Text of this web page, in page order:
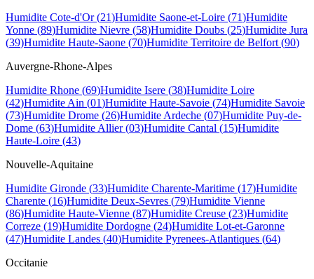
Humidite Cote-d'Or(21)Humidite Saone-et-Loire (71)Humidite
Yonne (89)Humidite Nievre (58)Humidite Doubs (25)Humidite Jura
(39)Humidite Haute-Saone (70)Humidite Territoire de Belfort (90)
Auvergne-Rhone-Alpes
Humidite Rhone (69)Humidite Isere (38)Humidite Loire
(42)Humidite Ain (01)Humidite Haute-Savoie (74)Humidite Savoie
(73)Humidite Drome (26)Humidite Ardeche (07)Humidite Puy-de-
Dome (63)Humidite Allier(03)Humidite Cantal (15)Humidite
Haute-Loire (43)
Nouvelle-Aquitaine
Humidite Gironde (33)Humidite Charente-Maritime (17)Humidite
Charente (16)Humidite Deux-Sevres (79)Humidite Vienne
(86)Humidite Haute-Vienne (87)Humidite Creuse (23)Humidite
Correze (19)Humidite Dordogne (24)Humidite Lot-et-Garonne
(47)Humidite Landes (40)Humidite Pyrenees-Atlantiques (64)
Occitanie